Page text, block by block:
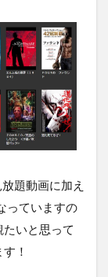
題動画に加え
っていますの
いと思って
！